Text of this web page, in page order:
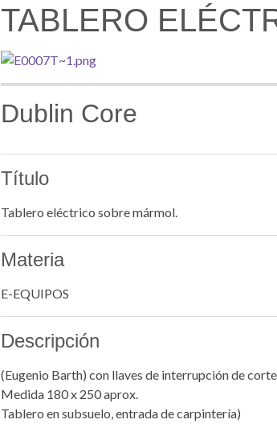
TABLERO
Dublin Core
Título
Tablero eléctrico sobre mármol.
Materia
E-EQUIPOS
Descripción
(Eugenio Barth) con llaves de interrupción de
Medida 180 x 250 aprox.
Tablero en subsuelo, entrada de carpintería)